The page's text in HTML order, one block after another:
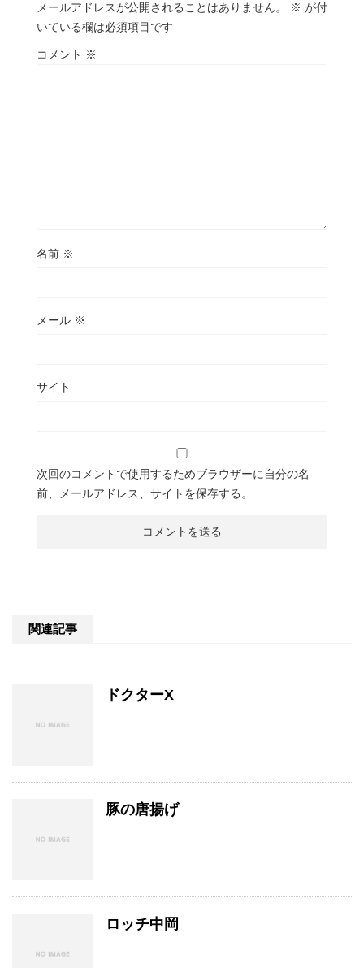
メールアドレスが公開されることはありません。 ※ が付
いている欄は必須項目です
コメント ※
名前 ※
メール ※
サイト
次回のコメントで使用するためブラウザーに自分の名
前、メールアドレス、サイトを保存する。
関連記事
ドクターX
豚の唐揚げ
ロッチ中岡